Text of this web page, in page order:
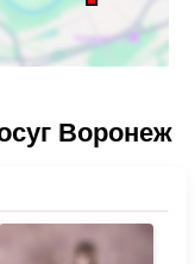
Воронеж